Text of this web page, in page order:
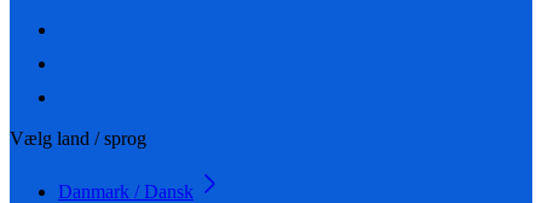
Vælg land / sprog
Danmark / Dansk